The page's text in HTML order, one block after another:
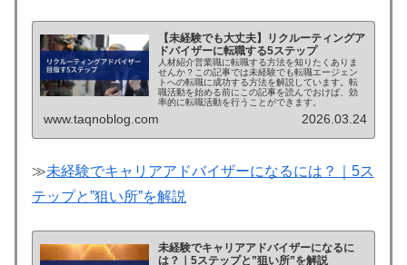
【未経験でも大丈夫】リクルーティングア
ドバイザーに転職する5ステップ
人材紹介営業職に転職する方法を知りたくありま
せんか？この記事では未経験でも転職エージェン
トへの転職に成功する方法を解説しています。転
職活動を始める前にこの記事を読んでおけば、効
率的に転職活動を行うことができます。
www.taqnoblog.com 2026.03.24
≫未経験でキャリアアドバイザーになるには？｜5ス
テップと”狙い所”を解説
未経験でキャリアアドバイザーになるに
は？｜5ステップと”狙い所”を解説